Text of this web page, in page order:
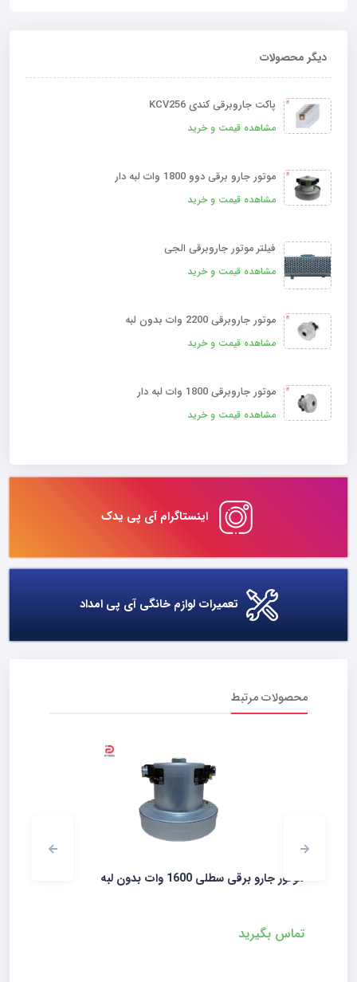
دیگر محصولات
پاکت جاروبرقی کندی KCV256
مشاهده قیمت و خرید
موتور جارو برقی دوو 1800 وات لبه دار
مشاهده قیمت و خرید
فیلتر موتور جاروبرقی الجی
مشاهده قیمت و خرید
موتور جاروبرقی 2200 وات بدون لبه
مشاهده قیمت و خرید
موتور جاروبرقی 1800 وات لبه دار
مشاهده قیمت و خرید
اینستاگرام آی پی یدک
تعمیرات لوازم خانگی آی پی امداد
محصولات مرتبط
موتور جارو برقی سطلی 1600 وات بدون لبه
تماس بگیرید